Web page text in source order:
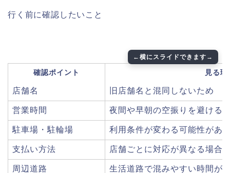
行く前に確認したいこと
確認ポイント 見る理
店舗名 旧店舗名と混同しないため
営業時間 夜間や早朝の空振りを避ける
駐車場・駐輪場 利用条件が変わる可能性があ
支払い方法 店舗ごとに対応が異なる場合
周辺道路 生活道路で混みやすい時間が